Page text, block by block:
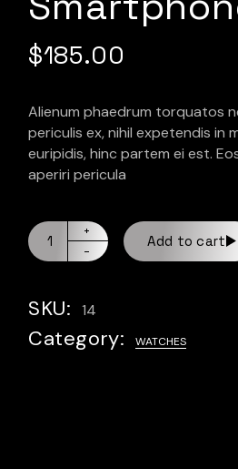
$185.00
Alienum phaedrum torquatos
periculis ex, nihil expetendis in
euripidis, hinc partem ei est.
aperiri pericula
Add to cart
SKU: 14
Category: WATCHES